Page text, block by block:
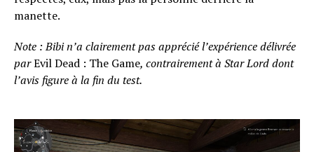
manette.
Note : Bibi n’a clairement pas apprécié l’expérience délivrée
parEvil Dead : The Game, contrairement à Star Lord dont
l’avis figure à la fin du test.